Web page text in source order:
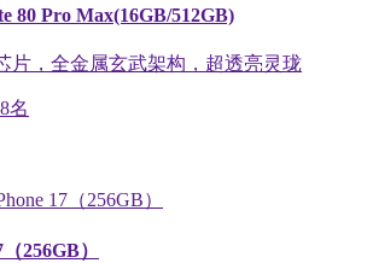
80 Pro Max(16GB/512GB)
片，全金属玄武架构，超透亮灵珑
8名
256GB）